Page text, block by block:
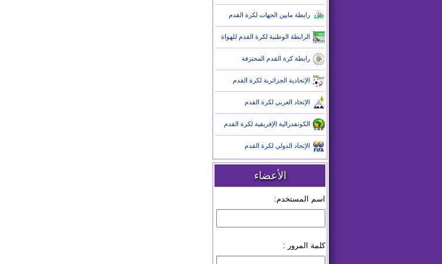
رابطة مابين الجهات لكرة القدم
الرابطة الوطنية لكرة القدم للهواة
رابطة كرة القدم المحترفة
الإتحادية الجزائرية لكرة القدم
الإتحاد العربي لكرة القدم
الكونفدرالية الإفريقية لكرة القدم
الإتحاد الدولي لكرة القدم
الأعضاء
اسم المستخدم:
كلمة المرور :